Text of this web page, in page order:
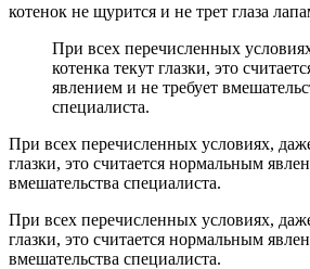
котенок не щурится и не трет глаза
При всех перечисленных
котенка текут глазки, это
явлением и не требует
специалиста.
При всех перечисленных условиях,
глазки, это считается нормальным
вмешательства специалиста.
При всех перечисленных условиях,
глазки, это считается нормальным
вмешательства специалиста.